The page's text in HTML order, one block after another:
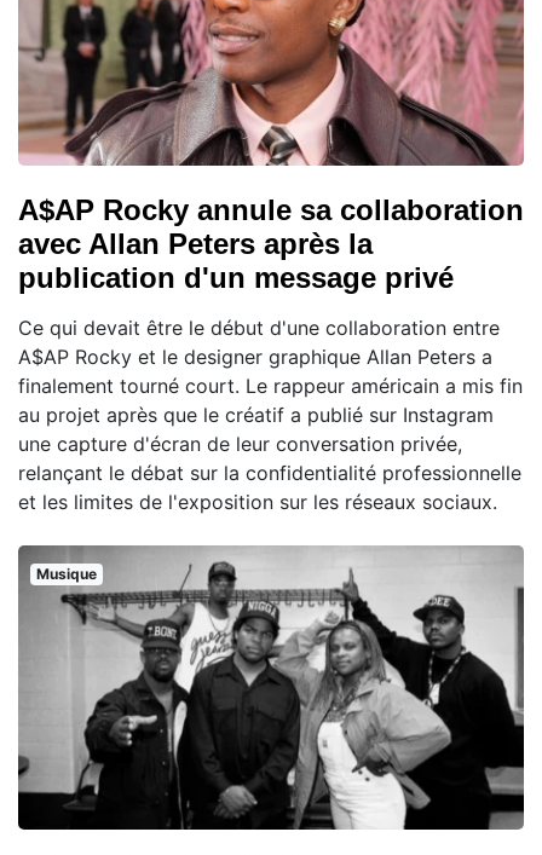
A$AP Rocky annule sa collaboration
avec Allan Peters après la
publication d'un message privé
Ce qui devait être le début d'une collaboration entre
A$AP Rocky et le designer graphique Allan Peters a
finalement tourné court. Le rappeur américain a mis fin
au projet après que le créatif a publié sur Instagram
une capture d'écran de leur conversation privée,
relançant le débat sur la confidentialité professionnelle
et les limites de l'exposition sur les réseaux sociaux.
Musique